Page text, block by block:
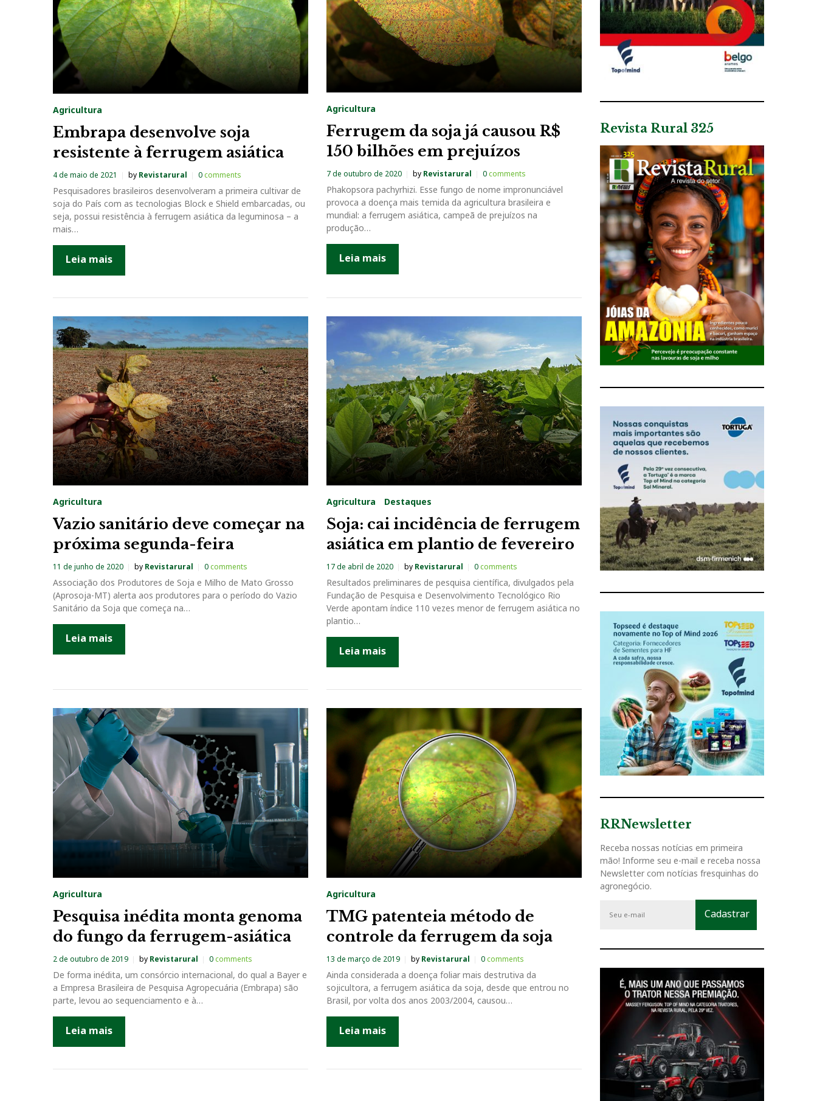
Agricultura
Embrapa desenvolve soja
resistente à ferrugem asiática
4 de maio de 2021 by Revistarural 0comments
Pesquisadores brasileiros desenvolveram a primeira cultivar de
soja do País com as tecnologias Block e Shield embarcadas, ou
seja, possui resistência à ferrugem asiática da leguminosa – a
mais…
Leia mais
Agricultura
Ferrugem da soja já causou R$
150 bilhões em prejuízos
7 de outubro de 2020 by Revistarural 0comments
Phakopsora pachyrhizi. Esse fungo de nome impronunciável
provoca a doença mais temida da agricultura brasileira e
mundial: a ferrugem asiática, campeã de prejuízos na
produção…
Leia mais
Agricultura
Vazio sanitário deve começar na
próxima segunda-feira
11 de junho de 2020 by Revistarural 0comments
Associação dos Produtores de Soja e Milho de Mato Grosso
(Aprosoja-MT) alerta aos produtores para o período do Vazio
Sanitário da Soja que começa na…
Leia mais
Agricultura Destaques
Soja: cai incidência de ferrugem
asiática em plantio de fevereiro
17 de abril de 2020 by Revistarural 0comments
Resultados preliminares de pesquisa científica, divulgados pela
Fundação de Pesquisa e Desenvolvimento Tecnológico Rio
Verde apontam índice 110 vezes menor de ferrugem asiática no
plantio…
Leia mais
Agricultura
Pesquisa inédita monta genoma
do fungo da ferrugem-asiática
2 de outubro de 2019 by Revistarural 0comments
De forma inédita, um consórcio internacional, do qual a Bayer e
a Empresa Brasileira de Pesquisa Agropecuária (Embrapa) são
parte, levou ao sequenciamento e à…
Leia mais
Agricultura
TMG patenteia método de
controle da ferrugem da soja
13 de março de 2019 by Revistarural 0comments
Ainda considerada a doença foliar mais destrutiva da
sojicultora, a ferrugem asiática da soja, desde que entrou no
Brasil, por volta dos anos 2003/2004, causou…
Leia mais
Revista Rural 325
RRNewsletter
Receba nossas notícias em primeira
mão! Informe seu e-mail e receba nossa
Newsletter com notícias fresquinhas do
agronegócio.